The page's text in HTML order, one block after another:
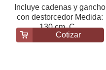
Incluye cadenas y gancho
con destorcedor Medida:
130 cm. C...
Cotizar